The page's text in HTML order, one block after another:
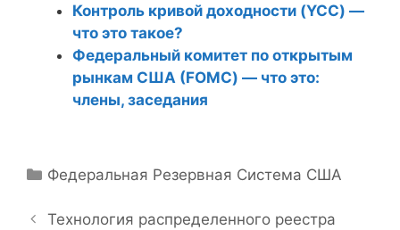
Контроль кривой доходности (YCC) —
что это такое?
Федеральный комитет по открытым
рынкам США (FOMC) — что это:
члены, заседания
Р
б
Федеральная Резервная Система США
а
Технология распределенного реестра